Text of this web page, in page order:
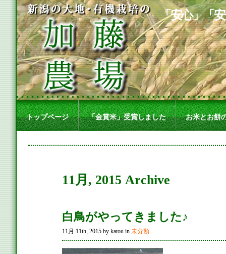
「安心」「
トップページ 「金賞米」受賞しました お米とお餅
11月, 2015 Archive
白鳥がやってきました♪
11月 11th, 2015 by katou in 未分類